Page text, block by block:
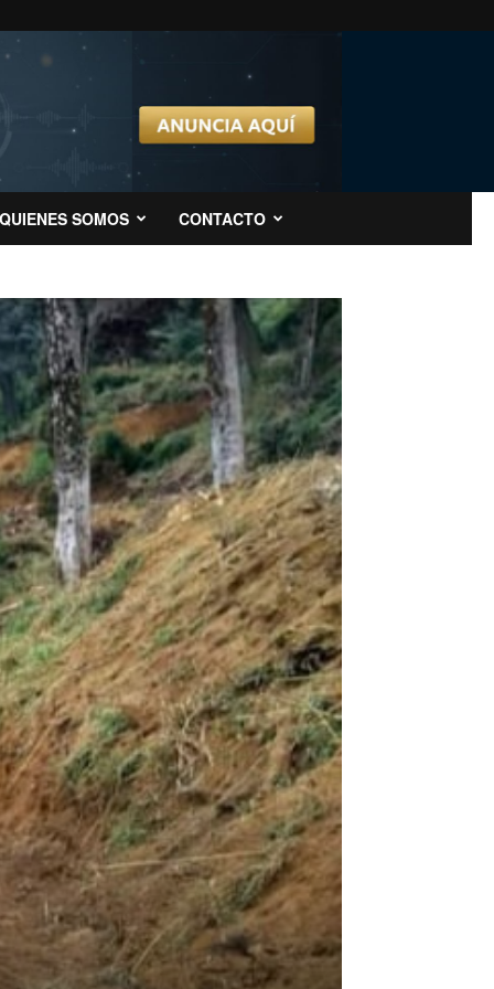
QUIENES SOMOS CONTACTO